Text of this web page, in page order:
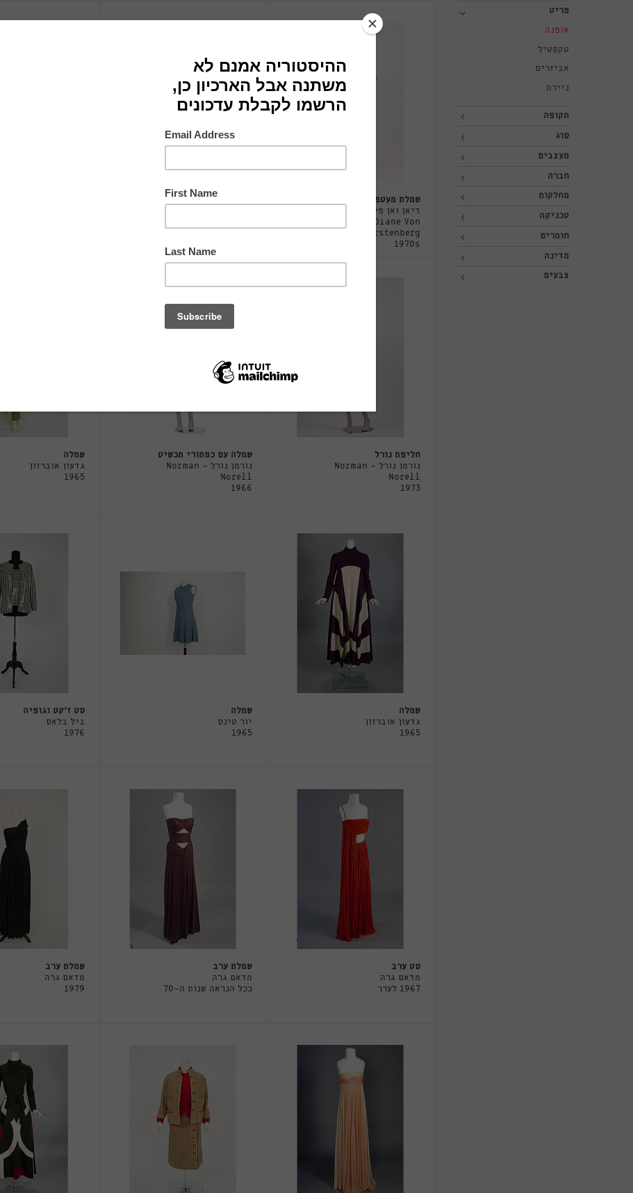
פריט
אופנה
טקסטיל
אביזרים
ניירת
תקופה
סוג
מעצבים
חברה
מחלקות
טכניקה
חומרים
מדינה
צבעים
שמלת מעטפת
דיאן ואן פירסטנברג -
Diane Von
Furstenberg
1970s
חליפת נורל
נורמן נורל - Norman
Norell
1973
שמלה עם כפתורי תכשיט
נורמן נורל - Norman
Norell
1966
שמלה
גדעון אוברזון
1965
שמלה
גדעון אוברזון
1965
שמלה
יור טינס
1965
סט ז׳קט וגופיה
ביל בלאס
1976
סט ערב
מדאם גרה
1967 לערך
שמלת ערב
מדאם גרה
ככל הנראה שנות ה-70
שמלת ערב
מדאם גרה
1979